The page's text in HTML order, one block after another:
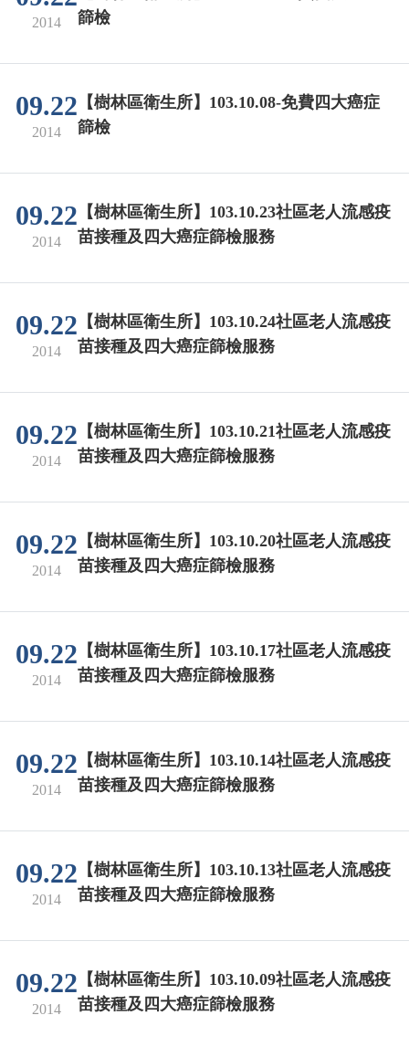
2014
篩檢
09.22
2014
【樹林區衛生所】103.10.08-免費四大癌症
篩檢
09.22
2014
【樹林區衛生所】103.10.23社區老人流感疫
苗接種及四大癌症篩檢服務
09.22
2014
【樹林區衛生所】103.10.24社區老人流感疫
苗接種及四大癌症篩檢服務
09.22
2014
【樹林區衛生所】103.10.21社區老人流感疫
苗接種及四大癌症篩檢服務
09.22
2014
【樹林區衛生所】103.10.20社區老人流感疫
苗接種及四大癌症篩檢服務
09.22
2014
【樹林區衛生所】103.10.17社區老人流感疫
苗接種及四大癌症篩檢服務
09.22
2014
【樹林區衛生所】103.10.14社區老人流感疫
苗接種及四大癌症篩檢服務
09.22
2014
【樹林區衛生所】103.10.13社區老人流感疫
苗接種及四大癌症篩檢服務
09.22
2014
【樹林區衛生所】103.10.09社區老人流感疫
苗接種及四大癌症篩檢服務